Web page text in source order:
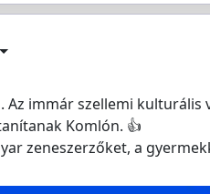
Az immár szellemi
Komlón. 👍
zeneszerzőket, a